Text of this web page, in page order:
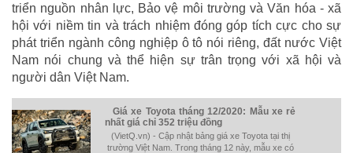
triển nguồn nhân lực, Bảo vệ môi trường và Văn hóa - xã
hội với niềm tin và trách nhiệm đóng góp tích cực cho sự
phát triển ngành công nghiệp ô tô nói riêng, đất nước Việt
Nam nói chung và thể hiện sự trân trọng với xã hội và
người dân Việt Nam.
Giá xe Toyota tháng 12/2020: Mẫu xe rẻ
nhất giá chỉ 352 triệu đồng
(VietQ.vn) - Cập nhật bảng giá xe Toyota tại thị
trường Việt Nam. Trong tháng 12 này, mẫu xe có